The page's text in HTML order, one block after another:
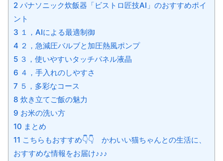
2 パナソニック炊飯器「ビストロ匠技AI」のおすすめポイ
ント
3 １，AIによる最適制御
4 ２，急減圧バルブと加圧熱風ポンプ
5 ３，使いやすいタッチパネル液晶
6 ４，手入れのしやすさ
7 ５，多彩なコース
8 炊き立てご飯の魅力
9 お米の洗い方
10 まとめ
11 こちらもおすすめ👇👇 かわいい猫ちゃんとの生活に、
おすすめな情報をお届け♪♪♪